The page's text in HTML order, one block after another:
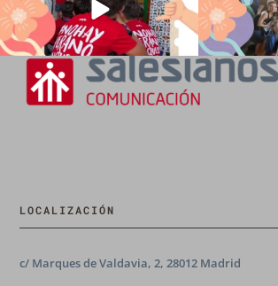
LOCALIZACIÓN
c/ Marques de Valdavia, 2, 28012 Madrid